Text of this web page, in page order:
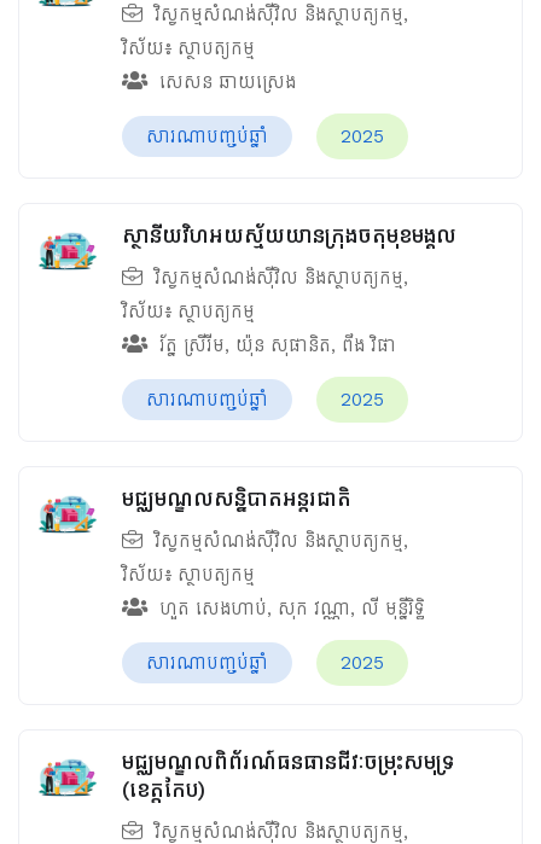
វិស្វកម្មសំណង់ស៊ីវិល និងស្ថាបត្យកម្ម,
វិស័យ៖ ស្ថាបត្យកម្ម
សេសន ឆាយស្រេង
សារណាបញ្ចប់ឆ្នាំ 2025
ស្ថានីយវិហអយស្ម័យយានក្រុងចតុមុខមង្គល
វិស្វកម្មសំណង់ស៊ីវិល និងស្ថាបត្យកម្ម,
វិស័យ៖ ស្ថាបត្យកម្ម
រ័ត្ន ស្រីរីម, យ៉ុន សុផានិត, ពឹង វិផា
សារណាបញ្ចប់ឆ្នាំ 2025
មជ្ឈមណ្ឌលសន្និបាតអន្តរជាតិ
វិស្វកម្មសំណង់ស៊ីវិល និងស្ថាបត្យកម្ម,
វិស័យ៖ ស្ថាបត្យកម្ម
ហួត សេងហាប់, សុក វណ្ណា, លី មុន្នីរិទ្ធិ
សារណាបញ្ចប់ឆ្នាំ 2025
មជ្ឈមណ្ឌលពិព័រណ៍ធនធានជីវៈចម្រុះសមុទ្រ
(ខេត្តកែប)
វិស្វកម្មសំណង់ស៊ីវិល និងស្ថាបត្យកម្ម,